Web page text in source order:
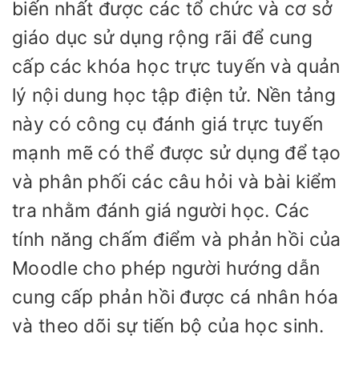
biến nhất được các tổ chức và cơ sở
giáo dục sử dụng rộng rãi để cung
cấp các khóa học trực tuyến và quản
lý nội dung học tập điện tử. Nền tảng
này có công cụ đánh giá trực tuyến
mạnh mẽ có thể được sử dụng để tạo
và phân phối các câu hỏi và bài kiểm
tra nhằm đánh giá người học. Các
tính năng chấm điểm và phản hồi của
Moodle cho phép người hướng dẫn
cung cấp phản hồi được cá nhân hóa
và theo dõi sự tiến bộ của học sinh.